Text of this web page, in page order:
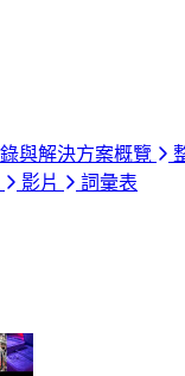
與解決方案概覽
影片
詞彙表